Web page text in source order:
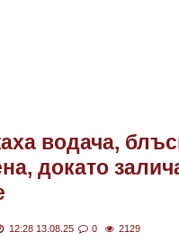
водача,
докато
12:28 13.08.25 0 2129